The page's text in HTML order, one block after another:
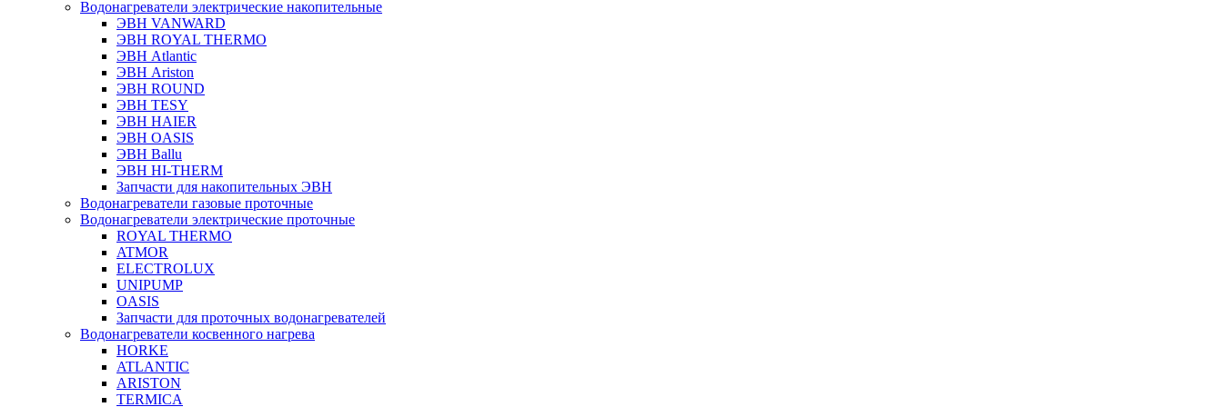
Водонагреватели электрические накопительные
ЭВН VANWARD
ЭВН ROYAL THERMO
ЭВН Atlantic
ЭВН Ariston
ЭВН ROUND
ЭВН TESY
ЭВН HAIER
ЭВН OASIS
ЭВН Ballu
ЭВН HI-THERM
Запчасти для накопительных ЭВН
Водонагреватели газовые проточные
Водонагреватели электрические проточные
ROYAL THERMO
ATMOR
ELECTROLUX
UNIPUMP
OASIS
Запчасти для проточных водонагревателей
Водонагреватели косвенного нагрева
HORKE
ATLANTIC
ARISTON
TERMICA